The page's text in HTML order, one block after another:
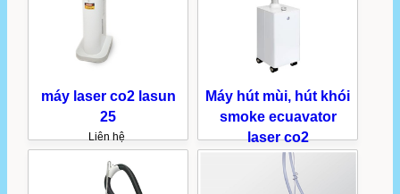
máy laser co2 lasun
25
Liên hệ
Máy hút mùi, hút khói
smoke ecuavator
laser co2
Liên hệ